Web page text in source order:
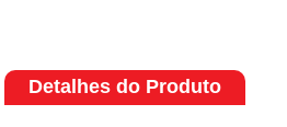
Detalhes do Produto